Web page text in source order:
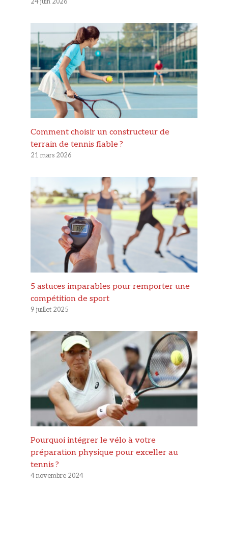
Comment choisir un constructeur de
terrain de tennis fiable ?
21 mars 2026
5 astuces imparables pour remporter une
compétition de sport
9 juillet 2025
Pourquoi intégrer le vélo à votre
préparation physique pour exceller au
tennis ?
4 novembre 2024